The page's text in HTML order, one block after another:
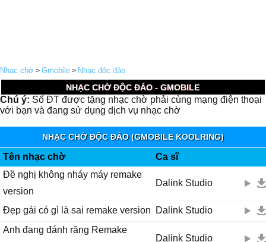
Nhạc chờ > Gmobile > Nhạc độc đáo
NHẠC CHỜ ĐỘC ĐÁO - GMOBILE
Chú ý: Số ĐT được tặng nhạc chờ phải cùng mạng điện thoại
với bạn và đang sử dụng dịch vụ nhạc chờ
NHẠC CHỜ ĐỘC ĐÁO (GMOBILE KOOLRING)
Tên nhạc chờ
Ca sĩ
Đề nghị không nháy máy remake
version
Dalink Studio
Đẹp gái có gì là sai remake version
Dalink Studio
Anh đang đánh răng Remake
Dalink Studio